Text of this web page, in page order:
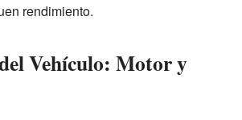
rendimiento.
Vehículo: Motor y